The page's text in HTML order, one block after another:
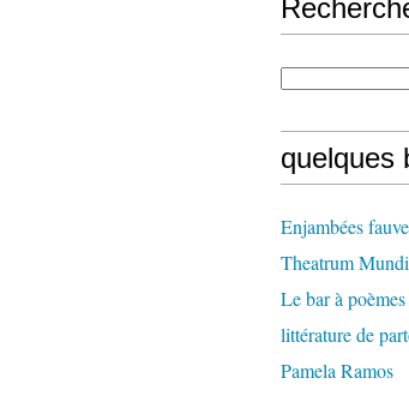
quelques
Enjambées
Theatrum Mundi
Le bar à poèmes
littérature de
Pamela Ramos